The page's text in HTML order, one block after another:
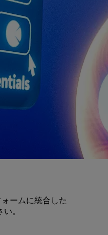
ームに統合した
。